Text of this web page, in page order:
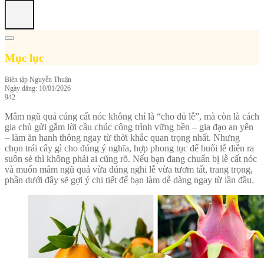
Mục lục
Biên tập Nguyễn Thuận
Ngày đăng: 10/01/2026
942
Mâm ngũ quả cúng cất nóc không chỉ là “cho đủ lễ”, mà còn là cách
gia chủ gửi gắm lời cầu chúc công trình vững bền – gia đạo an yên
– làm ăn hanh thông ngay từ thời khắc quan trọng nhất. Nhưng
chọn trái cây gì cho đúng ý nghĩa, hợp phong tục để buổi lễ diễn ra
suôn sẻ thì không phải ai cũng rõ. Nếu bạn đang chuẩn bị lễ cất nóc
và muốn mâm ngũ quả vừa đúng nghi lễ vừa tươm tất, trang trọng,
phần dưới đây sẽ gợi ý chi tiết để bạn làm dễ dàng ngay từ lần đầu.